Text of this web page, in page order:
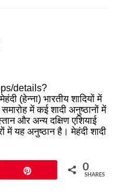
details?
(हेन्ना) भारतीय शादियों में
में कई शादी अनुष्ठानों में
और अन्य दक्षिण एशियाई
में यह अनुष्ठान है। मेहंदी शादी
0
SHARES